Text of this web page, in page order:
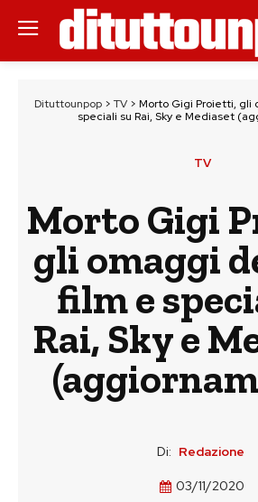
Dituttounpop> TV> Morto Gigi Proietti, gli
speciali su Rai, Sky e Mediaset
TV
Morto Gigi
gli omaggi
film e
Rai, Sky e
Di: Redazione
03/11/2020